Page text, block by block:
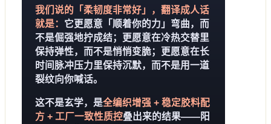
我们说的「柔韧度非常好」，翻译成人话
就是： 它更愿意「顺着你的力」弯曲，而
不是倔强地拧成结；更愿意在冷热交替里
保持弹性，而不是悄悄变脆；更愿意在长
时间脉冲压力里保持沉默，而不是用一道
裂纹向你喊话。
这不是玄学，是全编织增强 + 稳定胶料配
方 + 工厂一致性质控叠出来的结果——阳